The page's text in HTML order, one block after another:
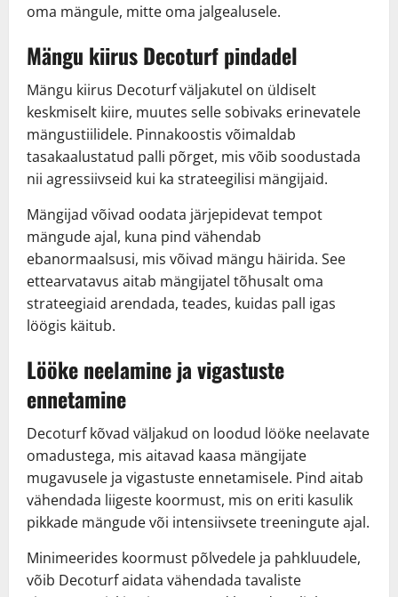
oma mängule, mitte oma jalgealusele.
Mängu kiirus Decoturf pindadel
Mängu kiirus Decoturf väljakutel on üldiselt
keskmiselt kiire, muutes selle sobivaks erinevatele
mängustiilidele. Pinnakoostis võimaldab
tasakaalustatud palli põrget, mis võib soodustada
nii agressiivseid kui ka strateegilisi mängijaid.
Mängijad võivad oodata järjepidevat tempot
mängude ajal, kuna pind vähendab
ebanormaalsusi, mis võivad mängu häirida. See
ettearvatavus aitab mängijatel tõhusalt oma
strateegiaid arendada, teades, kuidas pall igas
löögis käitub.
Lööke neelamine ja vigastuste
ennetamine
Decoturf kõvad väljakud on loodud lööke neelavate
omadustega, mis aitavad kaasa mängijate
mugavusele ja vigastuste ennetamisele. Pind aitab
vähendada liigeste koormust, mis on eriti kasulik
pikkade mängude või intensiivsete treeningute ajal.
Minimeerides koormust põlvedele ja pahkluudele,
võib Decoturf aidata vähendada tavaliste